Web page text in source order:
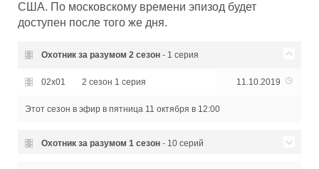
США. По московскому времени эпизод будет
доступен после того же дня.
Охотник за разумом 2 сезон- 1 серия
02x01 2 сезон 1 серия 11.10.2019
Этот сезон в эфир в пятница 11 октября в 12:00
Охотник за разумом 1 сезон- 10 серий